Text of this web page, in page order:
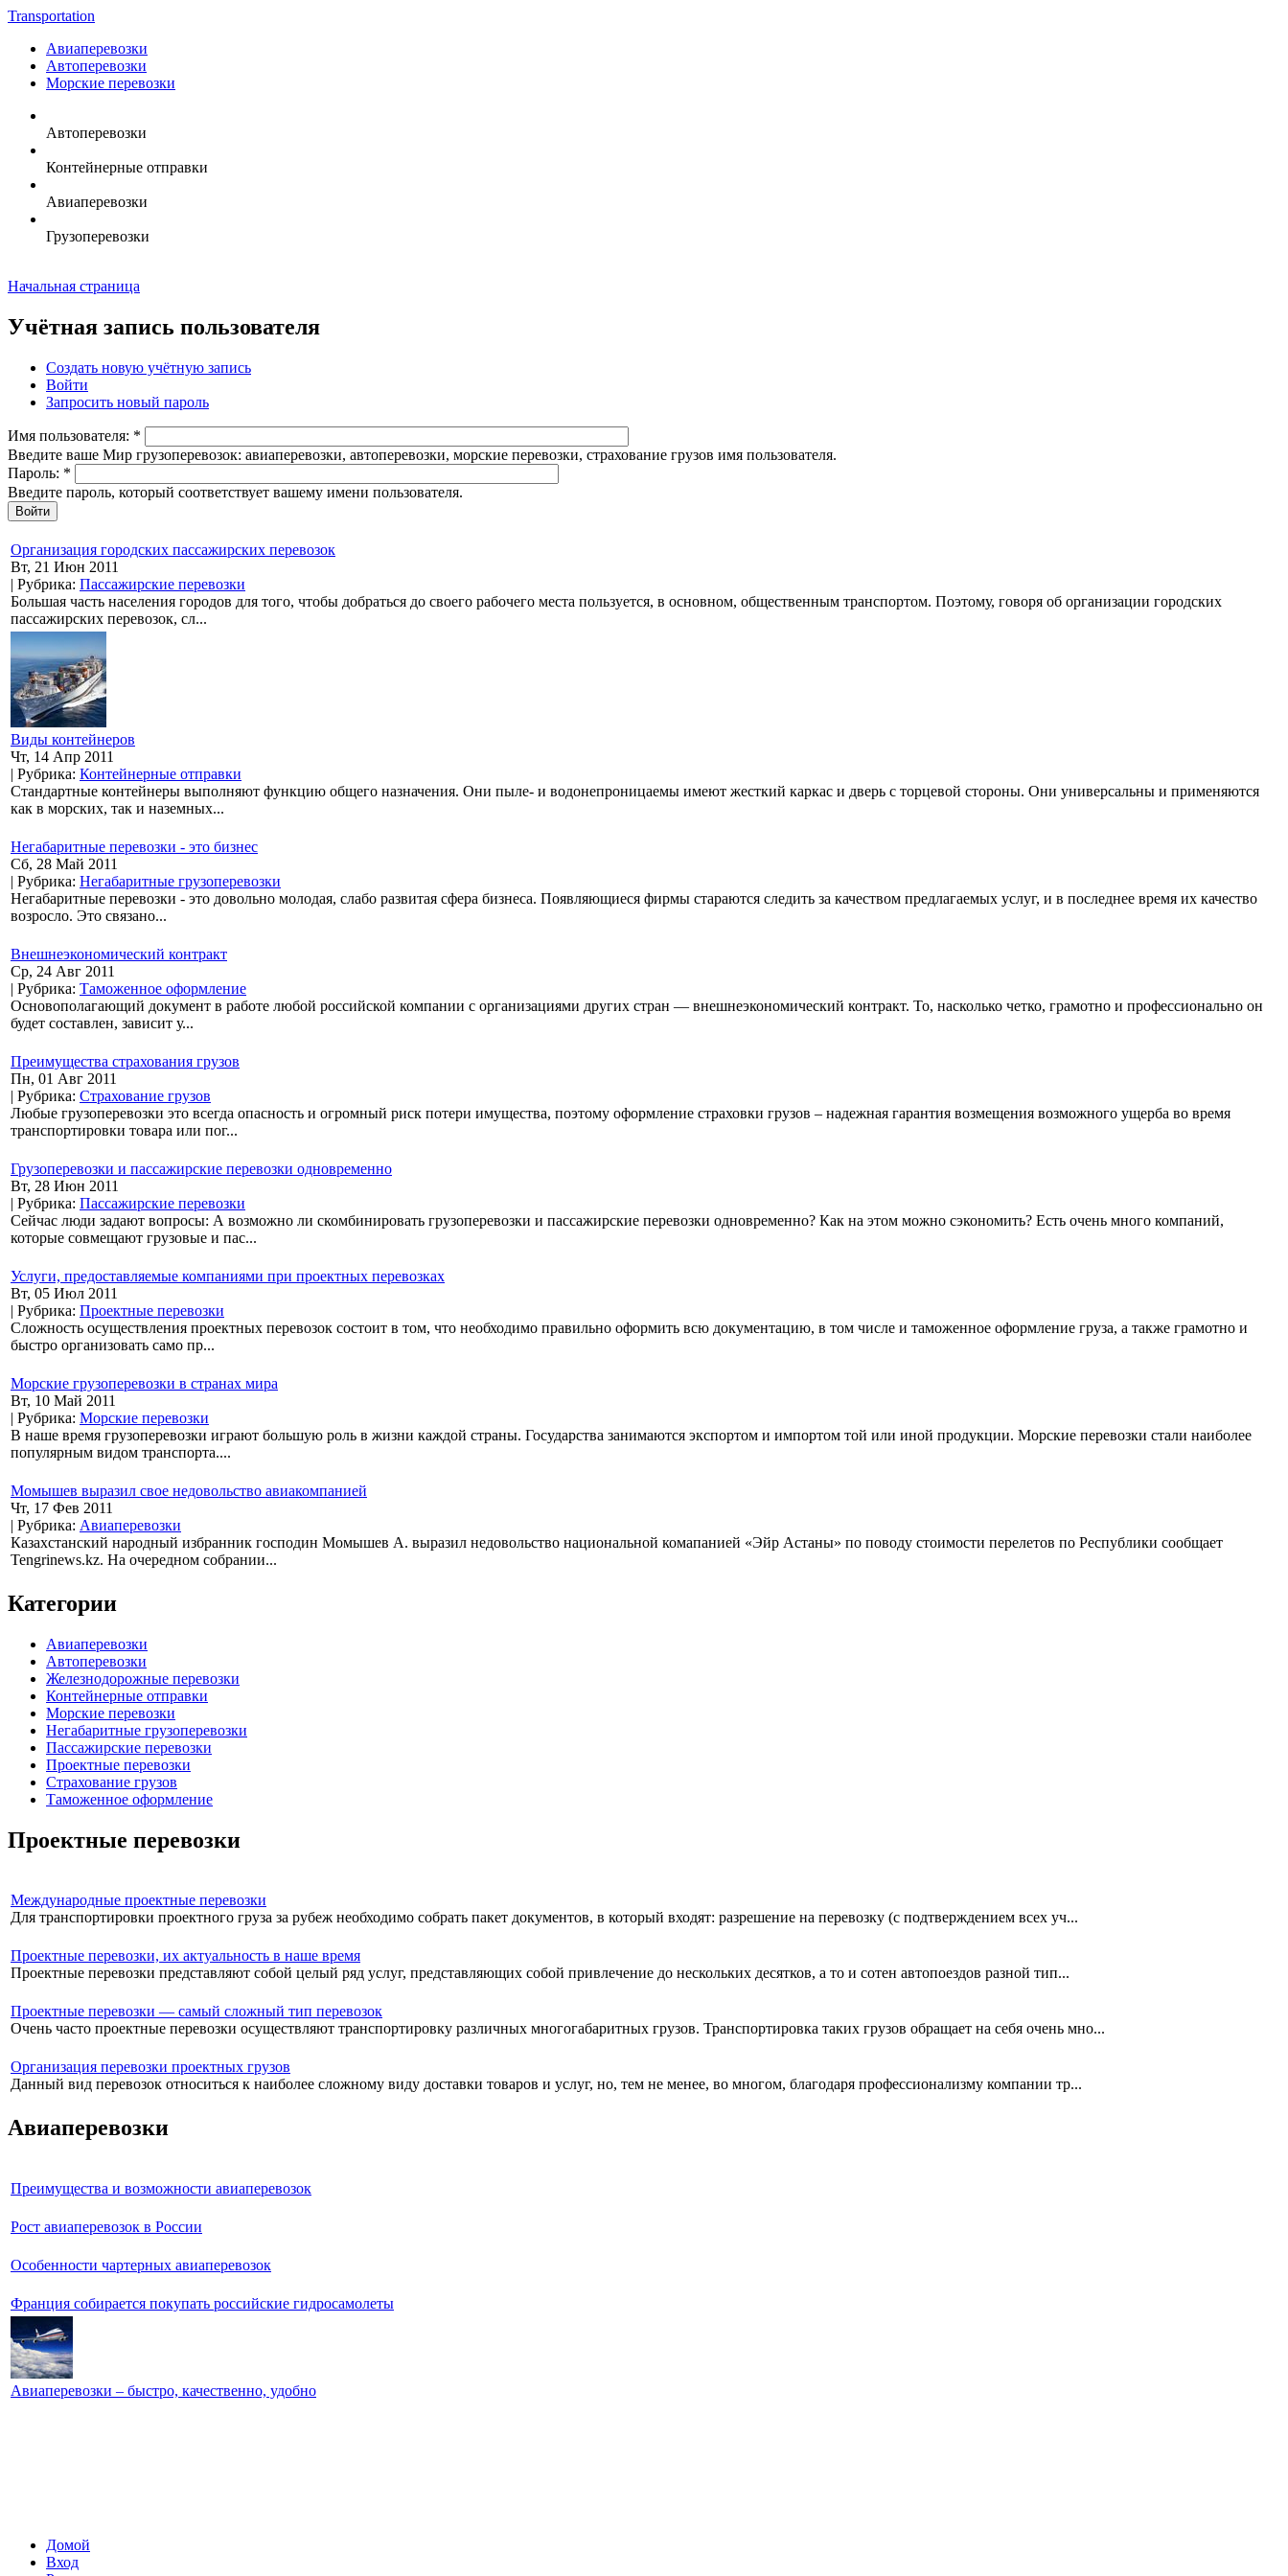
Transportation
Авиаперевозки
Автоперевозки
Морские перевозки
Автоперевозки
Контейнерные отправки
Авиаперевозки
Грузоперевозки
Начальная страница
Учётная запись пользователя
Создать новую учётную запись
Войти
Запросить новый пароль
Имя пользователя: *
Введите ваше Мир грузоперевозок: авиаперевозки, автоперевозки, морские перевозки, страхование грузов имя пользователя.
Пароль: *
Введите пароль, который соответствует вашему имени пользователя.
Организация городских пассажирских перевозок
Вт, 21 Июн 2011
| Рубрика: Пассажирские перевозки
Большая часть населения городов для того, чтобы добраться до своего рабочего места пользуется, в основном, общественным транспортом. Поэтому, говоря об организации городских
пассажирских перевозок, сл...
Виды контейнеров
Чт, 14 Апр 2011
| Рубрика: Контейнерные отправки
Стандартные контейнеры выполняют функцию общего назначения. Они пыле- и водонепроницаемы имеют жесткий каркас и дверь с торцевой стороны. Они универсальны и применяются
как в морских, так и наземных...
Негабаритные перевозки - это бизнес
Сб, 28 Май 2011
| Рубрика: Негабаритные грузоперевозки
Негабаритные перевозки - это довольно молодая, слабо развитая сфера бизнеса. Появляющиеся фирмы стараются следить за качеством предлагаемых услуг, и в последнее время их качество
возросло. Это связано...
Внешнеэкономический контракт
Ср, 24 Авг 2011
| Рубрика: Таможенное оформление
Основополагающий документ в работе любой российской компании с организациями других стран — внешнеэкономический контракт. То, насколько четко, грамотно и профессионально он
будет составлен, зависит у...
Преимущества страхования грузов
Пн, 01 Авг 2011
| Рубрика: Страхование грузов
Любые грузоперевозки это всегда опасность и огромный риск потери имущества, поэтому оформление страховки грузов – надежная гарантия возмещения возможного ущерба во время
транспортировки товара или пог...
Грузоперевозки и пассажирские перевозки одновременно
Вт, 28 Июн 2011
| Рубрика: Пассажирские перевозки
Сейчас люди задают вопросы: А возможно ли скомбинировать грузоперевозки и пассажирские перевозки одновременно? Как на этом можно сэкономить? Есть очень много компаний,
которые совмещают грузовые и пас...
Услуги, предоставляемые компаниями при проектных перевозках
Вт, 05 Июл 2011
| Рубрика: Проектные перевозки
Сложность осуществления проектных перевозок состоит в том, что необходимо правильно оформить всю документацию, в том числе и таможенное оформление груза, а также грамотно и
быстро организовать само пр...
Морские грузоперевозки в странах мира
Вт, 10 Май 2011
| Рубрика: Морские перевозки
В наше время грузоперевозки играют большую роль в жизни каждой страны. Государства занимаются экспортом и импортом той или иной продукции. Морские перевозки стали наиболее
популярным видом транспорта....
Момышев выразил свое недовольство авиакомпанией
Чт, 17 Фев 2011
| Рубрика: Авиаперевозки
Казахстанский народный избранник господин Момышев А. выразил недовольство национальной комапанией «Эйр Астаны» по поводу стоимости перелетов по Республики сообщает
Tengrinews.kz. На очередном собрании...
Категории
Авиаперевозки
Автоперевозки
Железнодорожные перевозки
Контейнерные отправки
Морские перевозки
Негабаритные грузоперевозки
Пассажирские перевозки
Проектные перевозки
Страхование грузов
Таможенное оформление
Проектные перевозки
Международные проектные перевозки
Для транспортировки проектного груза за рубеж необходимо собрать пакет документов, в который входят: разрешение на перевозку (с подтверждением всех уч...
Проектные перевозки, их актуальность в наше время
Проектные перевозки представляют собой целый ряд услуг, представляющих собой привлечение до нескольких десятков, а то и сотен автопоездов разной тип...
Проектные перевозки — самый сложный тип перевозок
Очень часто проектные перевозки осуществляют транспортировку различных многогабаритных грузов. Транспортировка таких грузов обращает на себя очень мно...
Организация перевозки проектных грузов
Данный вид перевозок относиться к наиболее сложному виду доставки товаров и услуг, но, тем не менее, во многом, благодаря профессионализму компании тр...
Авиаперевозки
Преимущества и возможности авиаперевозок
Рост авиаперевозок в России
Особенности чартерных авиаперевозок
Франция собирается покупать российские гидросамолеты
Авиаперевозки – быстро, качественно, удобно
Домой
Вход